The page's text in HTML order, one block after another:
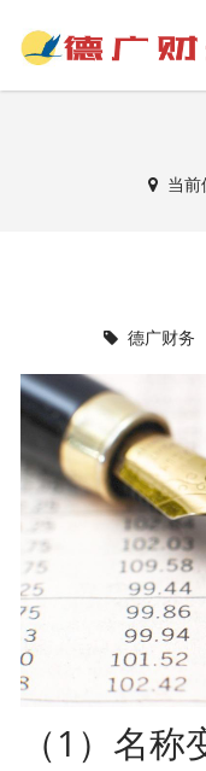
当前
德广
（1）名称